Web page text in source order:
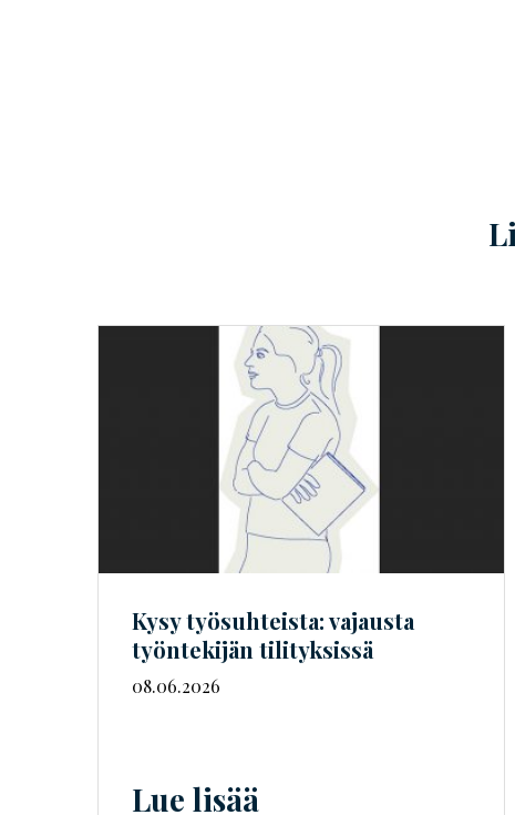
Kysy työsuhteista: vajausta
työntekijän tilityksissä
08.06.2026
Lue lisää